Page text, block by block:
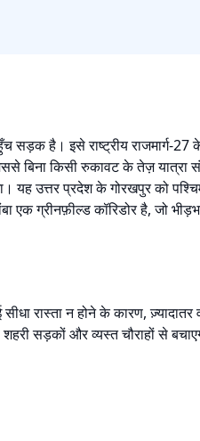
सड़क है। इसे राष्ट्रीय राजमार्ग-27
बिना किसी रुकावट के तेज़ यात्रा
यह उत्तर प्रदेश के गोरखपुर को
एक ग्रीनफ़ील्ड कॉरिडोर है, जो
रास्ता न होने के कारण, ज़्यादातर
सड़कों और व्यस्त चौराहों से